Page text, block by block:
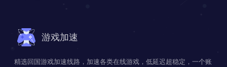
游戏加速
精选回国游戏加速线路，加速各类在线游戏，低延迟超稳定，一个账